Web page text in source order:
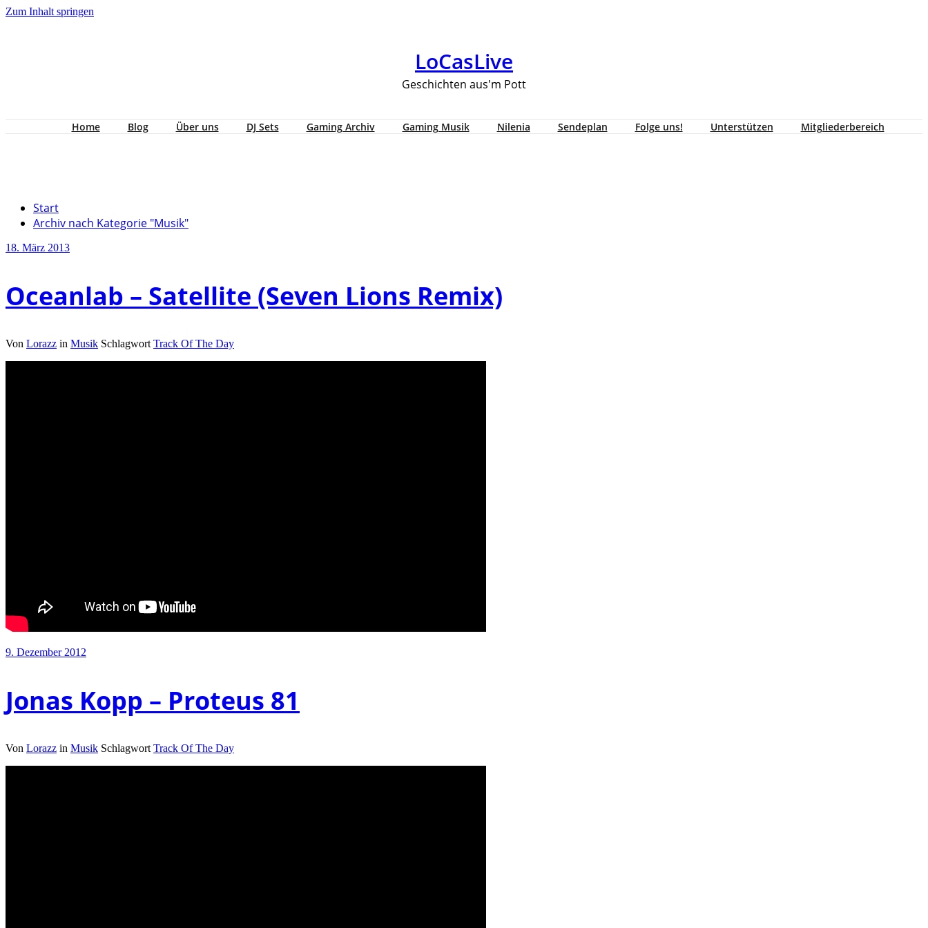
Zum Inhalt springen
LoCasLive
Geschichten aus'm Pott
Home Blog Über uns DJ Sets Gaming Archiv Gaming Musik Nilenia Sendeplan Folge uns! Unterstützen Mitgliederbereich
Start
Archiv nach Kategorie "Musik"
18. März 2013
Oceanlab – Satellite (Seven Lions Remix)
Von Lorazz in Musik Schlagwort Track Of The Day
9. Dezember 2012
Jonas Kopp – Proteus 81
Von Lorazz in Musik Schlagwort Track Of The Day